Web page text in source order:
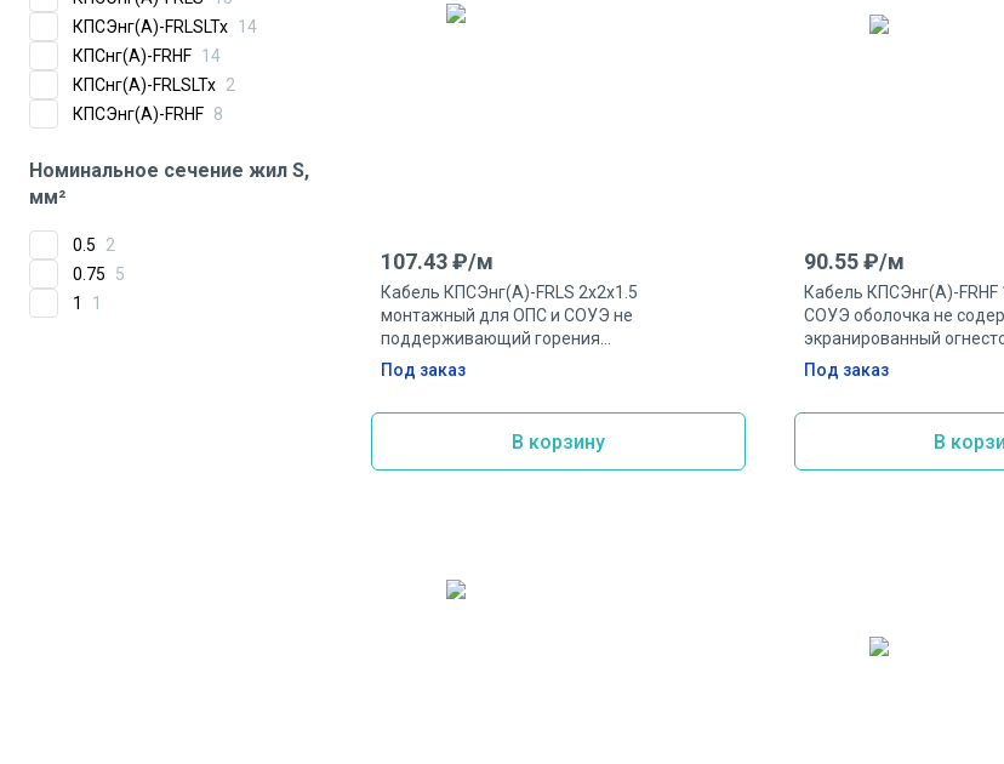
КПСЭнг(А)-FRLSLTx 14
КПСнг(А)-FRHF 14
КПСнг(А)-FRLSLTx 2
КПСЭнг(А)-FRHF 8
Номинальное сечение жил S,
мм²
0.5
2
0.75
5
1
1
107.43₽/м
Кабель КПСЭнг(А)-FRLS 2х2х1.5
монтажный для ОПС и СОУЭ не
поддерживающий горения
экранированный огнестойкий 2 пары
1.5мм.кв
Под заказ
В корзину
90.55 ₽/м
Кабель КПСЭнг(А)-FRHF
СОУЭ оболочка не
экранированный
2.5мм.кв.
Под заказ
В